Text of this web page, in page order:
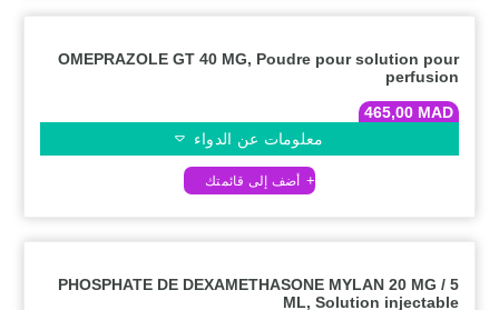
OMEPRAZOLE GT 40 MG, Poudre pour solution pour
perfusion
465,00 MAD
معلومات عن الدواء
PHOSPHATE DE DEXAMETHASONE MYLAN 20 MG / 5
ML, Solution injectable